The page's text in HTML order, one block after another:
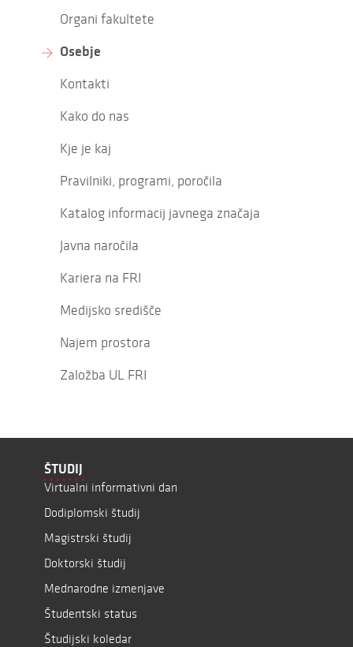
Organi fakultete
Osebje
Kontakti
Kako do nas
Kje je kaj
Pravilniki, programi, poročila
Katalog informacij javnega značaja
Javna naročila
Kariera na FRI
Medijsko središče
Najem prostora
Založba UL FRI
ŠTUDIJ
Virtualni informativni dan
Dodiplomski študij
Magistrski študij
Doktorski študij
Mednarodne izmenjave
Študentski status
Študijski koledar